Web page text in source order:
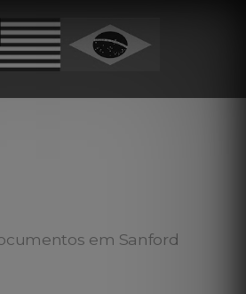
em Sanford